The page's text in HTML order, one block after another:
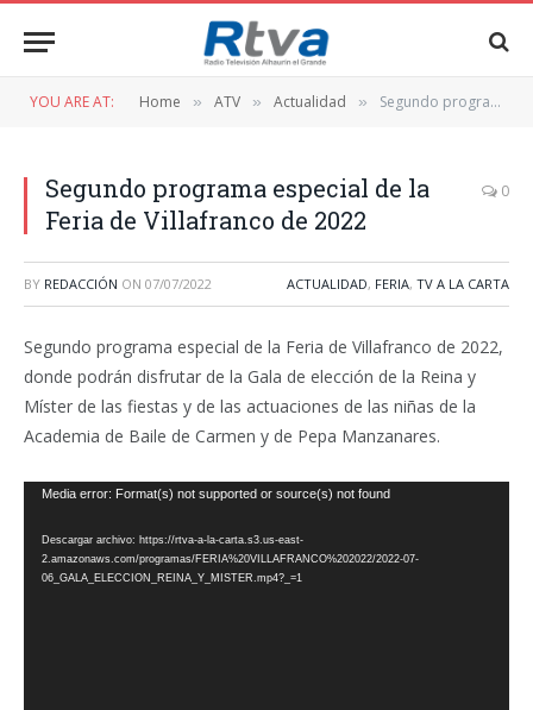
YOU ARE AT: Home » ATV » Actualidad » Segundo programa especial de la Feria de Villafranco de 2022
Segundo programa especial de la
Feria de Villafranco de 2022
0
BY REDACCIÓN ON 07/07/2022 ACTUALIDAD, FERIA, TV A LA CARTA
Segundo programa especial de la Feria de Villafranco de 2022,
donde podrán disfrutar de la Gala de elección de la Reina y
Míster de las fiestas y de las actuaciones de las niñas de la
Academia de Baile de Carmen y de Pepa Manzanares.
Reproductor
vídeo
Media error: Format(s) not supported or source(s) not found
Descargar archivo: https://rtva-a-la-carta.s3.us-east-
2.amazonaws.com/programas/FERIA%20VILLAFRANCO%202022/2022-07-
06_GALA_ELECCION_REINA_Y_MISTER.mp4?_=1